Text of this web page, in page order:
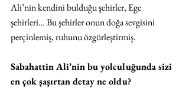
Ali’nin kendini bulduğu şehirler, Ege
şehirleri… Bu şehirler onun doğa sevgisini
perçinlemiş, ruhunu özgürleştirmiş.
Sabahattin Ali’nin bu yolculuğunda sizi
en çok şaşırtan detay ne oldu?